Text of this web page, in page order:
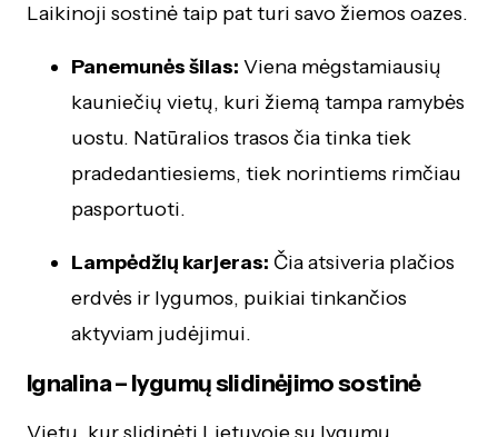
Laikinoji sostinė taip pat turi savo žiemos oazes.
Panemunės šilas: Viena mėgstamiausių
kauniečių vietų, kuri žiemą tampa ramybės
uostu. Natūralios trasos čia tinka tiek
pradedantiesiems, tiek norintiems rimčiau
pasportuoti.
Lampėdžių karjeras: Čia atsiveria plačios
erdvės ir lygumos, puikiai tinkančios
aktyviam judėjimui.
Ignalina – lygumų slidinėjimo sostinė